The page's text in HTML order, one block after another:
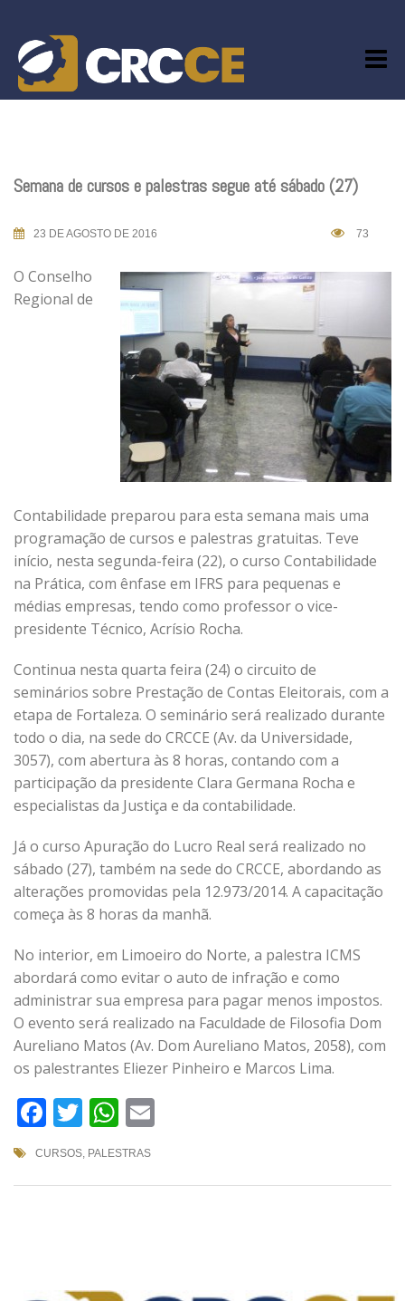
content
Semana de cursos e palestras segue até sábado (27)
23 DE AGOSTO DE 2016 73
O Conselho
Regional de
Contabilidade preparou para esta semana mais uma
programação de cursos e palestras gratuitas. Teve
início, nesta segunda-feira (22), o curso Contabilidade
na Prática, com ênfase em IFRS para pequenas e
médias empresas, tendo como professor o vice-
presidente Técnico, Acrísio Rocha.
Continua nesta quarta feira (24) o circuito de
seminários sobre Prestação de Contas Eleitorais, com a
etapa de Fortaleza. O seminário será realizado durante
todo o dia, na sede do CRCCE (Av. da Universidade,
3057), com abertura às 8 horas, contando com a
participação da presidente Clara Germana Rocha e
especialistas da Justiça e da contabilidade.
Já o curso Apuração do Lucro Real será realizado no
sábado (27), também na sede do CRCCE, abordando as
alterações promovidas pela 12.973/2014. A capacitação
começa às 8 horas da manhã.
No interior, em Limoeiro do Norte, a palestra ICMS
abordará como evitar o auto de infração e como
administrar sua empresa para pagar menos impostos.
O evento será realizado na Faculdade de Filosofia Dom
Aureliano Matos (Av. Dom Aureliano Matos, 2058), com
os palestrantes Eliezer Pinheiro e Marcos Lima.
Facebook
TwitterWhatsApp
CURSOS, PALESTRAS